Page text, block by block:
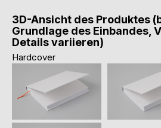
3D-Ansicht des Produktes
Grundlage des Einbandes,
Details variieren)
Hardcover